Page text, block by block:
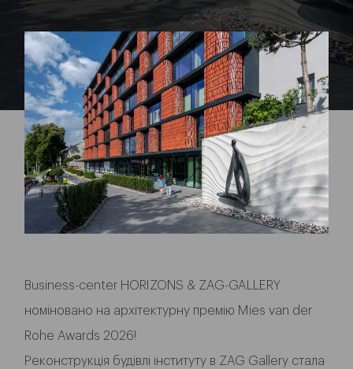
Business-center HORIZONS & ZAG-GALLERY
номіновано на архітектурну премію Mies van der
Rohe Awards 2026!
Реконструкція будівлі інституту в ZAG Gallery стала